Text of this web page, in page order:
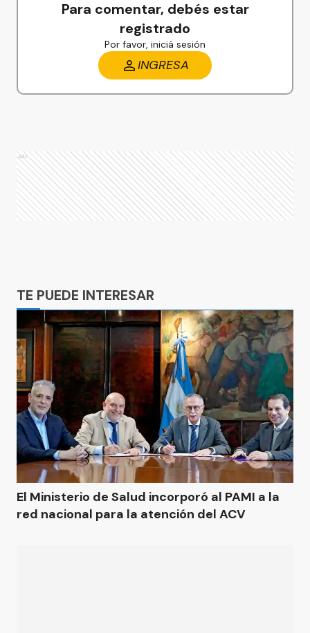
Para comentar, debés estar
registrado
Por favor, iniciá sesión
INGRESA
Ads
TE PUEDE INTERESAR
El Ministerio de Salud incorporó al PAMI a la
red nacional para la atención del ACV